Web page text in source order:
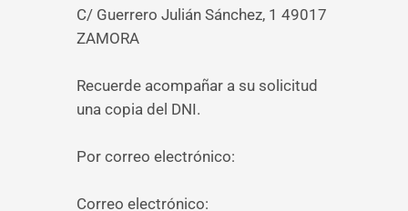
C/ Guerrero Julián Sánchez, 1 49017
ZAMORA
Recuerde acompañar a su solicitud
una copia del DNI.
Por correo electrónico:
Correo electrónico: